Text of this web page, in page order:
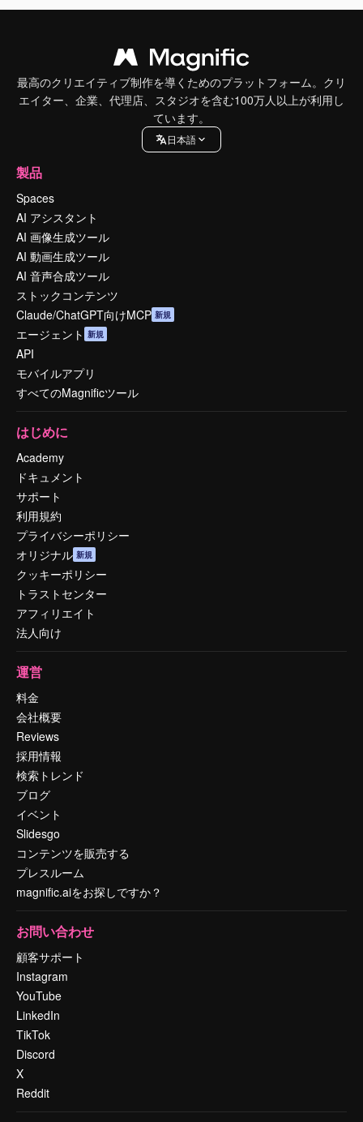
最高のクリエイティブ制作を導くためのプラットフォーム。クリ
エイター、企業、代理店、スタジオを含む100万人以上が利用し
ています。
日本語
製品
Spaces
AI アシスタント
AI 画像生成ツール
AI 動画生成ツール
AI 音声合成ツール
ストックコンテンツ
Claude/ChatGPT向けMCP 新規
エージェント 新規
API
モバイルアプリ
すべてのMagnificツール
はじめに
Academy
ドキュメント
サポート
利用規約
プライバシーポリシー
オリジナル 新規
クッキーポリシー
トラストセンター
アフィリエイト
法人向け
運営
料金
会社概要
Reviews
採用情報
検索トレンド
ブログ
イベント
Slidesgo
コンテンツを販売する
プレスルーム
magnific.aiをお探しですか？
お問い合わせ
顧客サポート
Instagram
YouTube
LinkedIn
TikTok
Discord
X
Reddit